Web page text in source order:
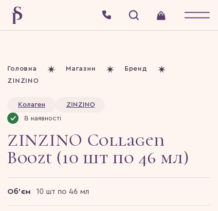
Головна Магазин
Бренд
ZINZINO
Колаген
ZINZINO
В наявності
ZINZINO Collagen
Boozt (10 шт по 46 мл)
Об'єм 10 шт по 46 мл